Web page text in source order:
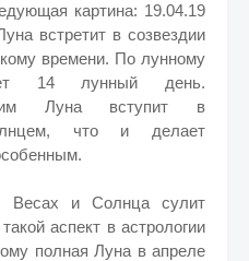
картина: 19.04.19
встретит в созвездии
времени. По лунному
14 лунный день.
Луна вступит в
что и делает
Весах и Солнца сулит
аспект в астрологии
полная Луна в апреле